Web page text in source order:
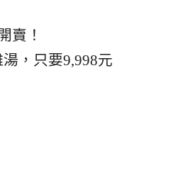
賣！
，只要9,998元